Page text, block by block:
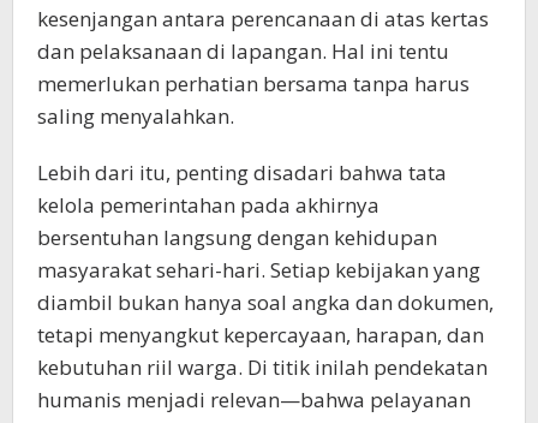
kesenjangan antara perencanaan di atas kertas
dan pelaksanaan di lapangan. Hal ini tentu
memerlukan perhatian bersama tanpa harus
saling menyalahkan.
Lebih dari itu, penting disadari bahwa tata
kelola pemerintahan pada akhirnya
bersentuhan langsung dengan kehidupan
masyarakat sehari-hari. Setiap kebijakan yang
diambil bukan hanya soal angka dan dokumen,
tetapi menyangkut kepercayaan, harapan, dan
kebutuhan riil warga. Di titik inilah pendekatan
humanis menjadi relevan—bahwa pelayanan